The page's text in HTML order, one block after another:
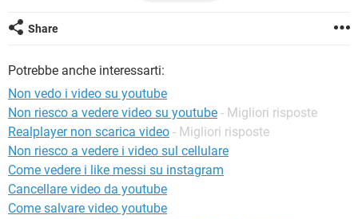
nnt ho provato a disattivare tt i plug in ad eccezione di
adobe e java e nnt (quando disattivo adobe invece di "An
video non è al momento disponibile"). Questo problema lo
ho da sabato pomeriggio ieri pomeriggio aggiornando i plug
in sembrava avessi risolto ma gg il problema è identico a ieri
ho provato ad aggiornare ma me li da tt cm già aggiornati...
Ho provato cambiando browser (usando Safari) e riesco ad
andare su you tube... xò mi trovo comodo cn mozzilla x cui
vorrei continuare ad utilizzarlo e riuscire ad andare su you
tube ecc... Qualcuno può aiutarmi x favore?
Grz 1000 :)
Share
Potrebbe anche interessarti:
Non vedo i video su youtube
Non riesco a vedere video su youtube - Migliori risposte
Realplayer non scarica video - Migliori risposte
Non riesco a vedere i video sul cellulare
Come vedere i like messi su instagram
Cancellare video da youtube
Come salvare video youtube